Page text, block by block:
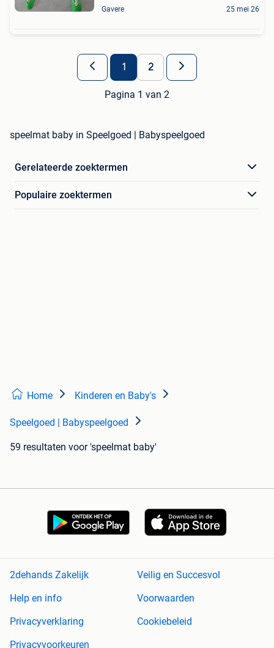
Gavere 25 mei 26
1 2
Pagina 1 van 2
speelmat baby in Speelgoed | Babyspeelgoed
Gerelateerde zoektermen
Populaire zoektermen
Home Kinderen en Baby's
Speelgoed | Babyspeelgoed
59 resultaten voor 'speelmat baby'
2dehands Zakelijk
Veilig en Succesvol
Help en info
Voorwaarden
Privacyverklaring
Cookiebeleid
Privacyvoorkeuren